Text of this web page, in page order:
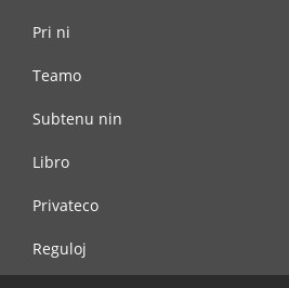
Pri ni
Teamo
Subtenu nin
Libro
Privateco
Reguloj